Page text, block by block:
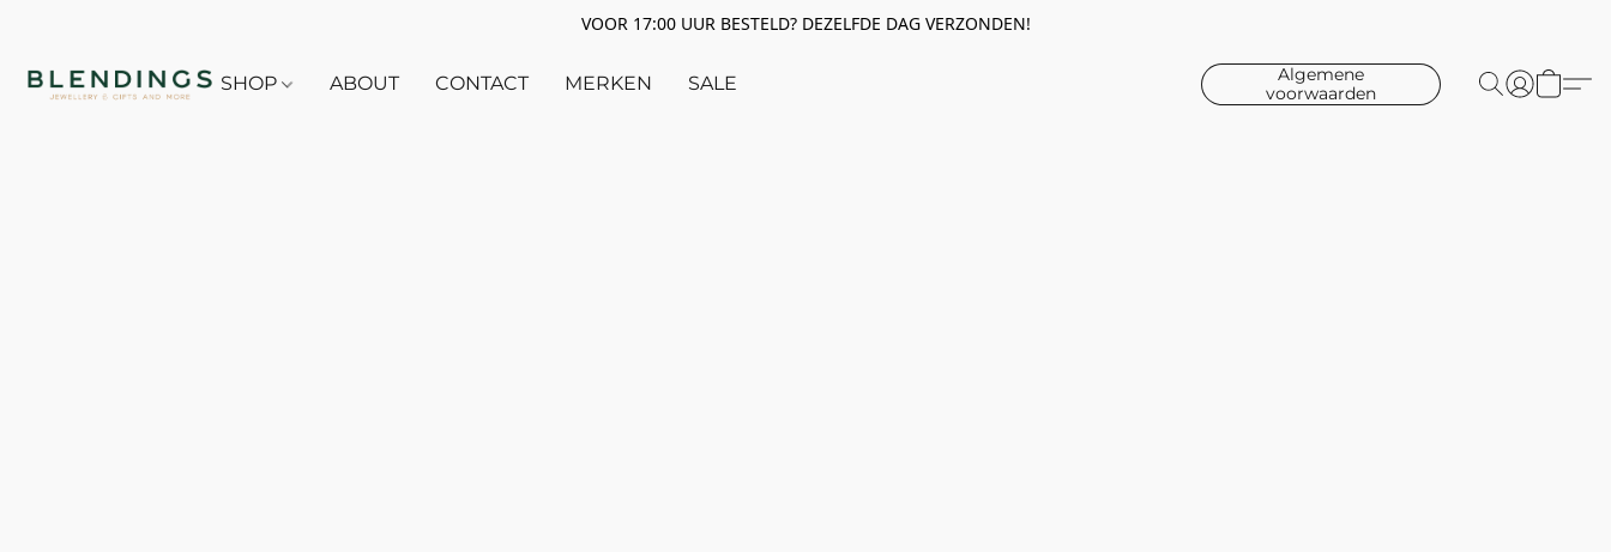
VOOR 17:00 UUR BESTELD? DEZELFDE DAG VERZONDEN!
SHOP ABOUT CONTACT MERKEN SALE
Algemene
voorwaarden